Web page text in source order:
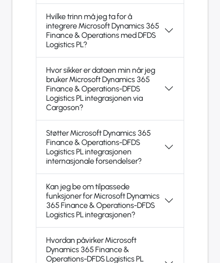
Hvilke trinn må jeg ta for å
integrere Microsoft Dynamics 365
Finance & Operations med DFDS
Logistics PL?
Hvor sikker er dataen min når jeg
bruker Microsoft Dynamics 365
Finance & Operations-DFDS
Logistics PL integrasjonen via
Cargoson?
Støtter Microsoft Dynamics 365
Finance & Operations-DFDS
Logistics PL integrasjonen
internasjonale forsendelser?
Kan jeg be om tilpassede
funksjoner for Microsoft Dynamics
365 Finance & Operations-DFDS
Logistics PL integrasjonen?
Hvordan påvirker Microsoft
Dynamics 365 Finance &
Operations-DFDS Logistics PL